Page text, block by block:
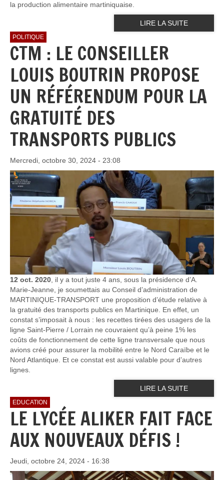
la production alimentaire martiniquaise.
LIRE LA SUITE
POLITIQUE
CTM : LE CONSEILLER
LOUIS BOUTRIN PROPOSE
UN RÉFÉRENDUM POUR LA
GRATUITÉ DES
TRANSPORTS PUBLICS
Mercredi, octobre 30, 2024 - 23:08
12 oct. 2020 , il y a tout juste 4 ans, sous la présidence d’A.
Marie-Jeanne, je soumettais au Conseil d’administration de
MARTINIQUE-TRANSPORT une proposition d’étude relative à
la gratuité des transports publics en Martinique. En effet, un
constat s’imposait à nous : les recettes tirées des usagers de la
ligne Saint-Pierre / Lorrain ne couvraient qu’à peine 1% les
coûts de fonctionnement de cette ligne transversale que nous
avions créé pour assurer la mobilité entre le Nord Caraïbe et le
Nord Atlantique. Et ce constat est aussi valable pour d’autres
lignes.
LIRE LA SUITE
EDUCATION
LE LYCÉE ALIKER FAIT FACE
AUX NOUVEAUX DÉFIS !
Jeudi, octobre 24, 2024 - 16:38